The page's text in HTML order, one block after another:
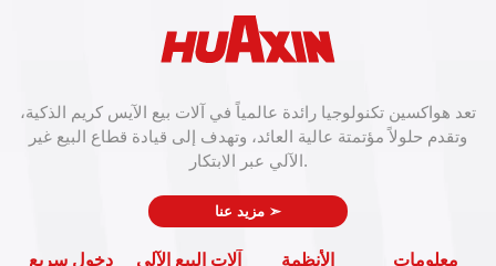
تعد هواكسين تكنولوجيا رائدة عالمياً في آلات بيع الآيس كريم الذكية،
وتقدم حلولاً مؤتمتة عالية العائد، وتهدف إلى قيادة قطاع البيع غير
الآلي عبر الابتكار.
➣
دخول سريع آلات البيع الآلي الأنظمة معلومات